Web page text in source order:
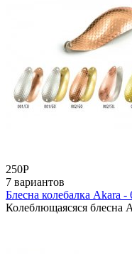
250Р
7 вариантов
Блесна колебалка Akara -
Колеблющаясяся блесна